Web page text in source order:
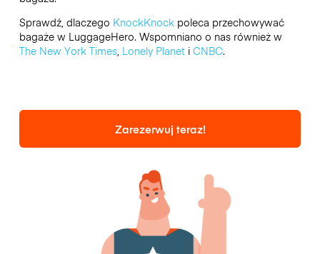
Sprawdź, dlaczego KnockKnockpoleca przechowywać
bagaże w LuggageHero. Wspomniano o nas również w
The New York Times, Lonely Planeti CNBC.
Zarezerwuj teraz!